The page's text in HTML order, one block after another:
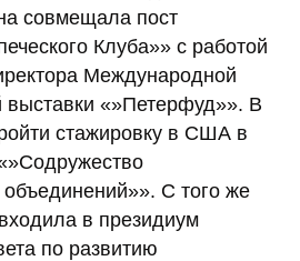
совмещала пост
Клуба»» с работой
Международной
выставки «»Петерфуд»». В
стажировку в США в
С того же
в президиум
по развитию